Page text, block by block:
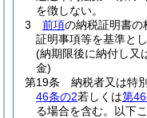
を徴しない。
3
前項の納税証明書の
証明事項等を基準と
(納期限後に納付し又
金)
第19条
納税者又は特
46条の2若しくは第
る場合を含む。以下